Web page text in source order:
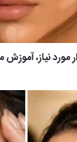
مورد نیاز، آموزش